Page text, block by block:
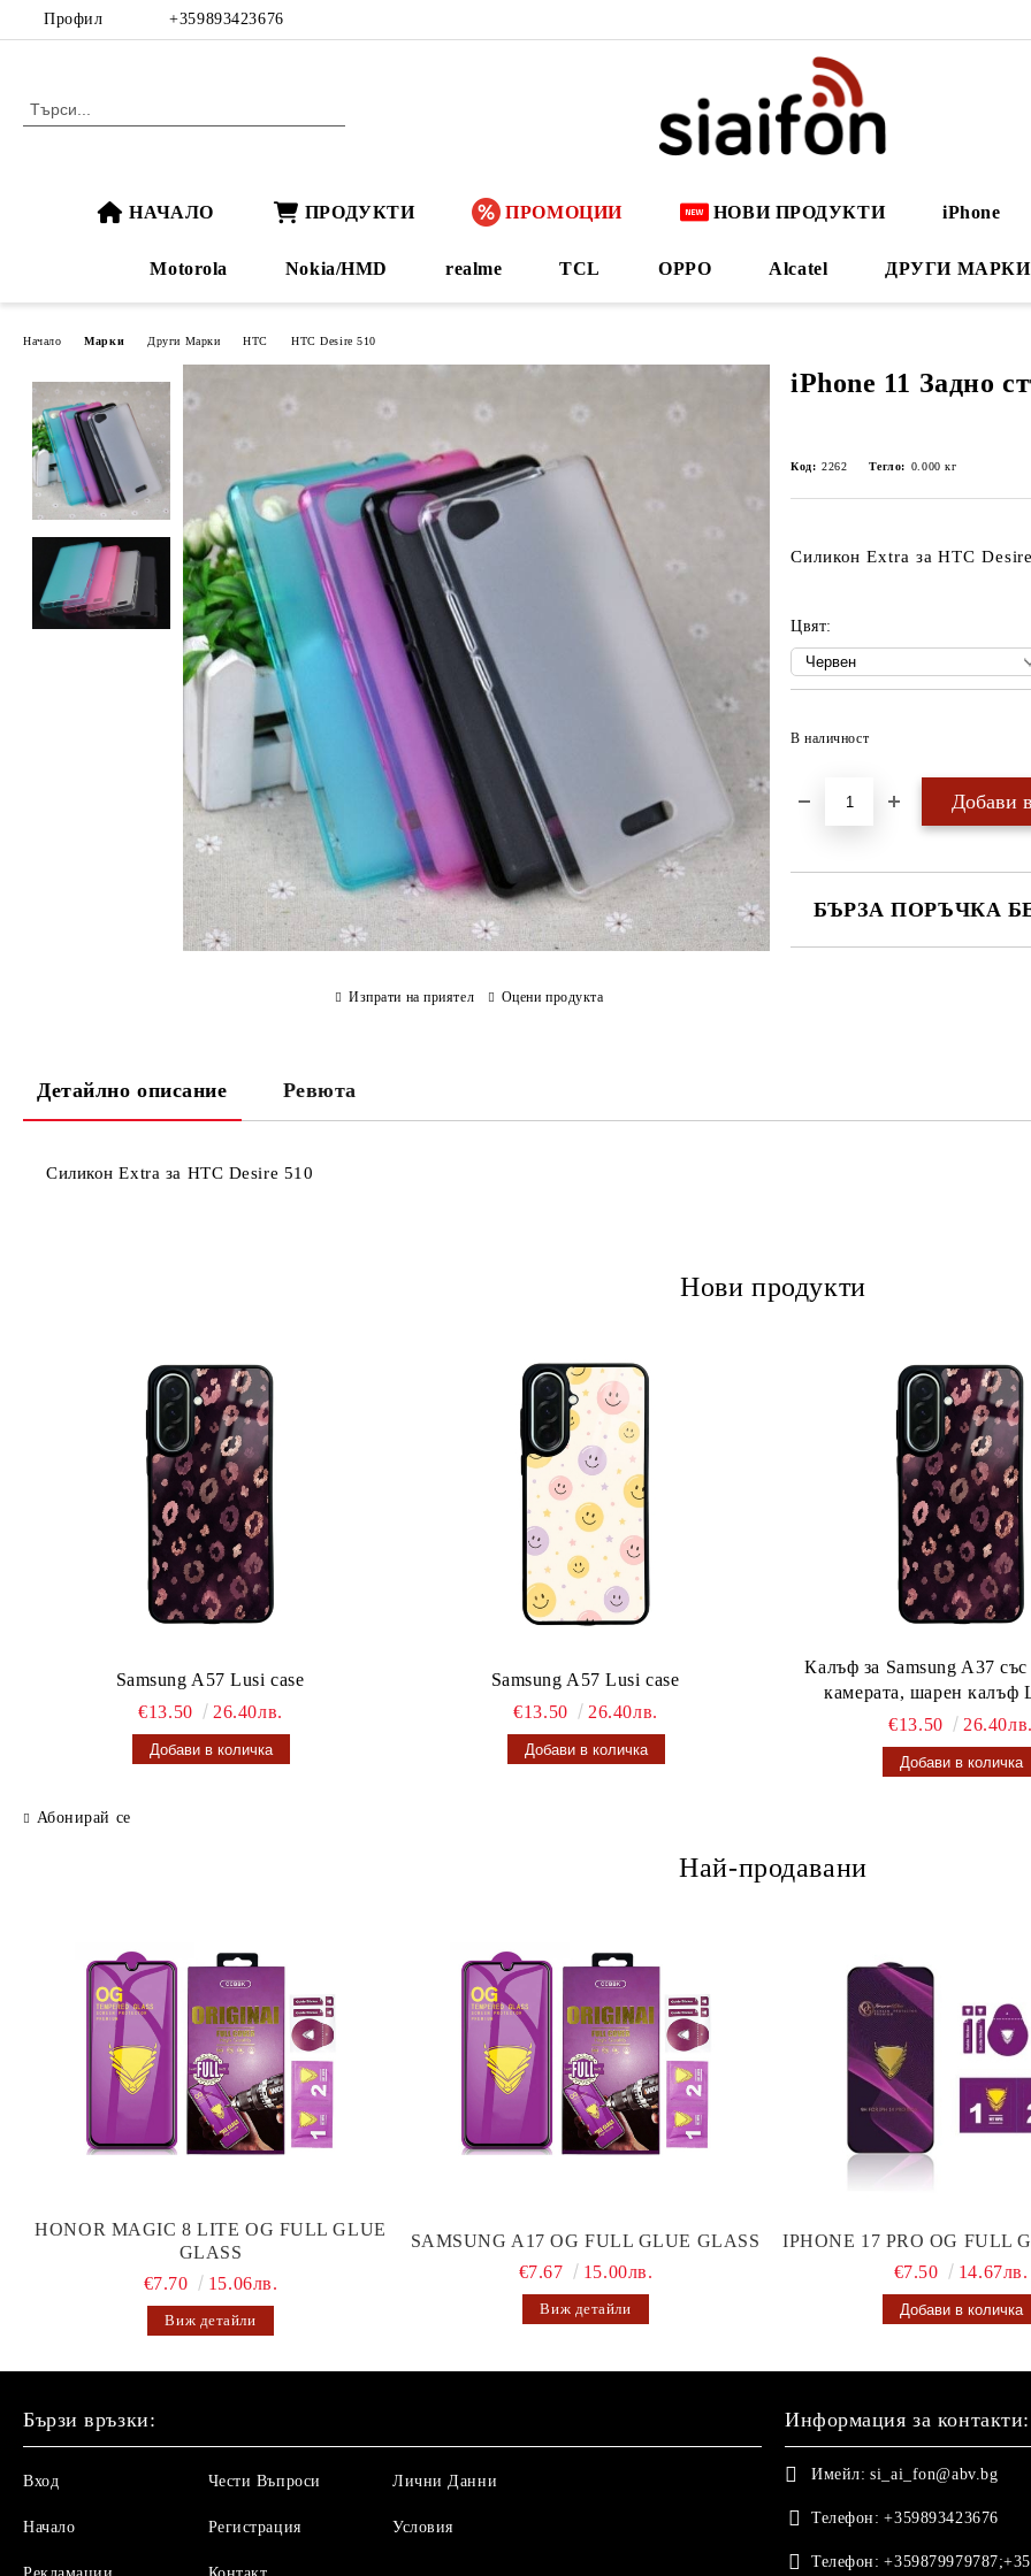
Профил +359893423676
НАЧАЛО ПРОДУКТИ ПРОМОЦИИ НОВИ ПРОДУКТИ iPhone
Motorola Nokia/HMD realme TCL OPPO Alcatel ДРУГИ МАРКИ
Начало Марки Други Марки HTC HTC Desire 510
iPhone 11 Задно
Код: 2262 Тегло: 0.000 кг
Силикон Extra за HTC Desire
Цвят:
В наличност
БЪРЗА ПОРЪЧКА
Изпрати на приятел Оцени продукта
Детайлно описание Ревюта
Силикон Extra за HTC Desire 510
Нови продукти
Samsung A57 Lusi case
€13.50
26.40лв.
Samsung A57 Lusi case
€13.50
26.40лв.
Калъф за Samsung A37
камерата, шарен калъф
€13.50
26.40лв.
Абонирай се
Най-продавани
HONOR MAGIC 8 LITE OG FULL GLUE
GLASS
€7.70
15.06лв.
Виж детайли
SAMSUNG A17 OG FULL GLUE GLASS
€7.67
15.00лв.
Виж детайли
IPHONE 17 PRO OG FULL
€7.50
14.67лв.
Бързи връзки:
Вход
Начало
Чести Въпроси
Регистрация
Лични Данни
Условия
Информация за контакти:
Имейл: si_ai_fon@abv.bg
Телефон: +359893423676
Телефон: